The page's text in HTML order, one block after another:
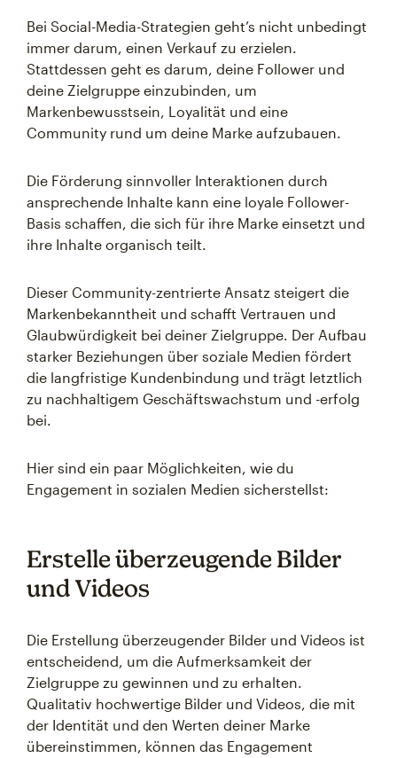
Bei Social-Media-Strategien geht’s nicht unbedingt
immer darum, einen Verkauf zu erzielen.
Stattdessen geht es darum, deine Follower und
deine Zielgruppe einzubinden, um
Markenbewusstsein, Loyalität und eine
Community rund um deine Marke aufzubauen.
Die Förderung sinnvoller Interaktionen durch
ansprechende Inhalte kann eine loyale Follower-
Basis schaffen, die sich für ihre Marke einsetzt und
ihre Inhalte organisch teilt.
Dieser Community-zentrierte Ansatz steigert die
Markenbekanntheit und schafft Vertrauen und
Glaubwürdigkeit bei deiner Zielgruppe. Der Aufbau
starker Beziehungen über soziale Medien fördert
die langfristige Kundenbindung und trägt letztlich
zu nachhaltigem Geschäftswachstum und -erfolg
bei.
Hier sind ein paar Möglichkeiten, wie du
Engagement in sozialen Medien sicherstellst:
Erstelle überzeugende Bilder
und Videos
Die Erstellung überzeugender Bilder und Videos ist
entscheidend, um die Aufmerksamkeit der
Zielgruppe zu gewinnen und zu erhalten.
Qualitativ hochwertige Bilder und Videos, die mit
der Identität und den Werten deiner Marke
übereinstimmen, können das Engagement